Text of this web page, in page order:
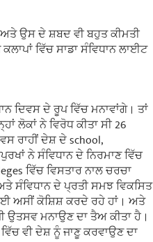
ਉਸ ਦੇ ਸ਼ਬਦ ਵੀ ਬਹੁਤ ਕੀਮਤੀ
ਵਿੱਚ ਸਾਡਾ ਸੰਵਿਧਾਨ ਲਾਈਟ
ਦਿਵਸ ਦੇ ਰੂਪ ਵਿੱਚ ਮਨਾਵਾਂਗੇ। ਤਾਂ
ਲੋਕਾਂ ਨੇ ਵਿਰੋਧ ਕੀਤਾ ਸੀ 26
ਰਾਹੀਂ ਦੇਸ਼ ਦੇ school,
ਨੇ ਸੰਵਿਧਾਨ ਦੇ ਨਿਰਮਾਣ ਵਿੱਚ
ਵਿੱਚ ਵਿਸਤਾਰ ਨਾਲ ਚਰਚਾ
ਸੰਵਿਧਾਨ ਦੇ ਪ੍ਰਤੀ ਸਮਝ ਵਿਕਸਿਤ
ਅਸੀਂ ਕੋਸ਼ਿਸ਼ ਕਰਦੇ ਰਹੇ ਹਾਂ। ਅਤੇ
ਮਨਾਉਣ ਦਾ ਤੈਅ ਕੀਤਾ ਹੈ।
ਵੀ ਦੇਸ਼ ਨੂੰ ਜਾਣੂ ਕਰਵਾਉਣ ਦਾ